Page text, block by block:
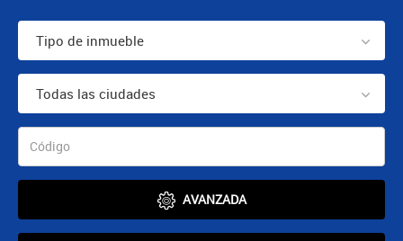
Tipo de inmueble
Todas las ciudades
AVANZADA